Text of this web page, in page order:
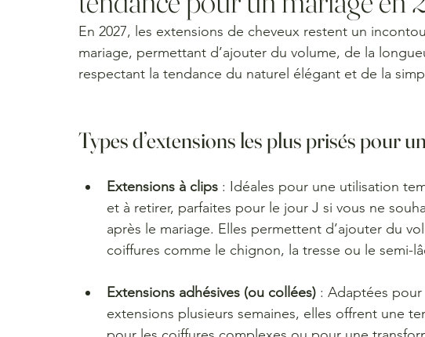
En 2027, les extensions de cheveux restent un
mariage, permettant d’ajouter du volume, de la
respectant la tendance du naturel élégant et de la
Types d’extensions les plus prisés pour
Extensions à clips : Idéales pour une utilisation
et à retirer, parfaites pour le jour J si vous ne
après le mariage. Elles permettent d’ajouter du
coiffures comme le chignon, la tresse ou le semi-
Extensions adhésives (ou collées) : Adaptées
extensions plusieurs semaines, elles offrent une